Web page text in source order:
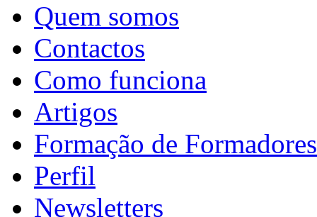
Quem somos
Contactos
Como funciona
Artigos
Formação de Formadores
Perfil
Newsletters